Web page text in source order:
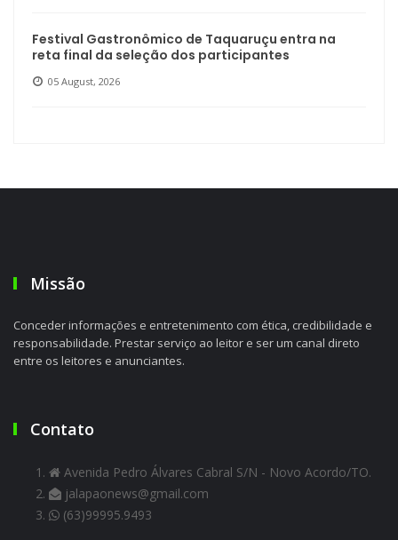
Festival Gastronômico de Taquaruçu entra na
reta final da seleção dos participantes
05 August, 2026
Missão
Conceder informações e entretenimento com ética, credibilidade e
responsabilidade. Prestar serviço ao leitor e ser um canal direto
entre os leitores e anunciantes.
Contato
Avenida Pedro Álvares Cabral S/N - Novo Acordo/TO.
jalapaonews@gmail.com
(63)99995.9493